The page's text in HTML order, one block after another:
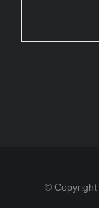
© Copyright